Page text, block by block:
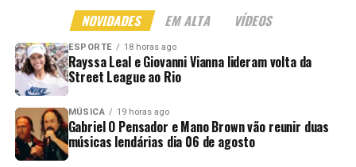
NOVIDADES EM ALTA VÍDEOS
ESPORTE 18 horas ago
Rayssa Leal e Giovanni Vianna lideram volta da
Street League ao Rio
MÚSICA 19 horas ago
Gabriel O Pensador e Mano Brown vão reunir duas
músicas lendárias dia 06 de agosto